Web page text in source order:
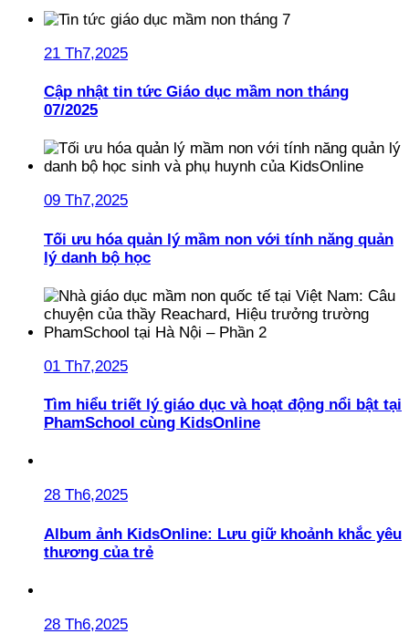
21 Th7,2025
Cập nhật tin tức Giáo dục mầm non tháng
07/2025
09 Th7,2025
Tối ưu hóa quản lý mầm non với tính năng quản
lý danh bộ học
01 Th7,2025
Tìm hiểu triết lý giáo dục và hoạt động nổi bật tại
PhamSchool cùng KidsOnline
28 Th6,2025
Album ảnh KidsOnline: Lưu giữ khoảnh khắc yêu
thương của trẻ
28 Th6,2025